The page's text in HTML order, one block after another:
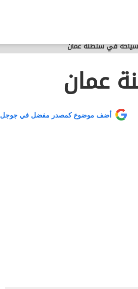
في سلطنة عمان
عمان
أضف موضوع كمصدر مفضل في جوجل